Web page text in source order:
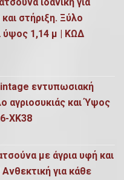
στήριξη. Ξύλο
ύψος 1,14 μ | ΚΩΔ
εντυπωσιακή
αγριοσυκιάς και Ύψος
ΧΚ38
με άγρια υφή και
για κάθε